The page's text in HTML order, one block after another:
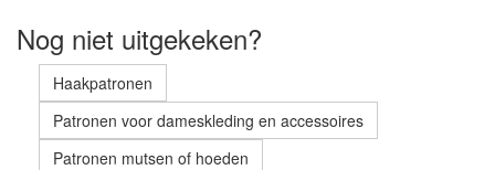
Nog niet uitgekeken?
Haakpatronen
Patronen voor dameskleding en accessoires
Patronen mutsen of hoeden